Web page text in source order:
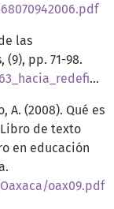
las
(9), pp. 71-98.
A. (2008). Qué es
de texto
en educación
oax09.pdf